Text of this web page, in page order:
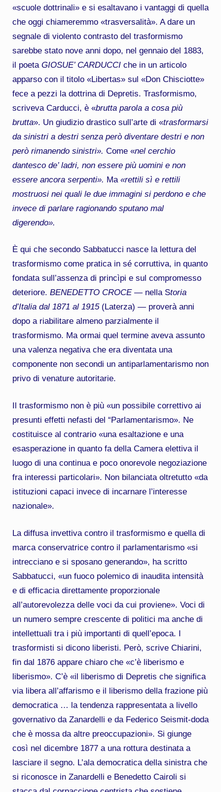
«scuole dottrinali» e si esaltavano i vantaggi di quella
che oggi chiameremmo «trasversalità». A dare un
segnale di violento contrasto del trasformismo
sarebbe stato nove anni dopo, nel gennaio del 1883,
il poeta GIOSUE’ CARDUCCI che in un articolo
apparso con il titolo «Libertas» sul «Don Chisciotte»
fece a pezzi la dottrina di Depretis. Trasformismo,
scriveva Carducci, è «brutta parola a cosa più
brutta». Un giudizio drastico sull’arte di «trasformarsi
da sinistri a destri senza però diventare destri e non
però rimanendo sinistri». Come «nel cerchio
dantesco de’ ladri, non essere più uomini e non
essere ancora serpenti». Ma «rettili sì e rettili
mostruosi nei quali le due immagini si perdono e che
invece di parlare ragionando sputano mal
digerendo».
È qui che secondo Sabbatucci nasce la lettura del
trasformismo come pratica in sé corruttiva, in quanto
fondata sull’assenza di princìpi e sul compromesso
deteriore. BENEDETTO CROCE— nella Storia
d’Italia dal 1871 al 1915(Laterza) — proverà anni
dopo a riabilitare almeno parzialmente il
trasformismo. Ma ormai quel termine aveva assunto
una valenza negativa che era diventata una
componente non secondi un antiparlamentarismo non
privo di venature autoritarie.
Il trasformismo non è più «un possibile correttivo ai
presunti effetti nefasti del “Parlamentarismo». Ne
costituisce al contrario «una esaltazione e una
esasperazione in quanto fa della Camera elettiva il
luogo di una continua e poco onorevole negoziazione
fra interessi particolari». Non bilanciata oltretutto «da
istituzioni capaci invece di incarnare l’interesse
nazionale».
La diffusa invettiva contro il trasformismo e quella di
marca conservatrice contro il parlamentarismo «si
intrecciano e si sposano generando», ha scritto
Sabbatucci, «un fuoco polemico di inaudita intensità
e di efficacia direttamente proporzionale
all’autorevolezza delle voci da cui proviene». Voci di
un numero sempre crescente di politici ma anche di
intellettuali tra i più importanti di quell’epoca. I
trasformisti si dicono liberisti. Però, scrive Chiarini,
fin dal 1876 appare chiaro che «c’è liberismo e
liberismo». C’è «il liberismo di Depretis che significa
via libera all’affarismo e il liberismo della frazione più
democratica … la tendenza rappresentata a livello
governativo da Zanardelli e da Federico Seismit-doda
che è mossa da altre preoccupazioni». Si giunge
così nel dicembre 1877 a una rottura destinata a
lasciare il segno. L’ala democratica della sinistra che
si riconosce in Zanardelli e Benedetto Cairoli si